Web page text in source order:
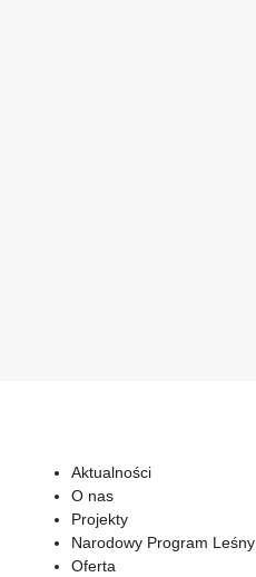
Aktualności
O nas
Projekty
Narodowy Program Leśny
Oferta